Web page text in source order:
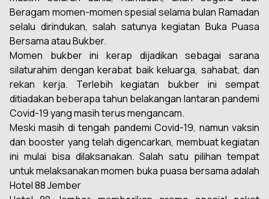
Beragam momen-momen spesial selama bulan Ramadan
selalu dirindukan, salah satunya kegiatan Buka Puasa
Bersama atau Bukber.
Momen bukber ini kerap dijadikan sebagai sarana
silaturahim dengan kerabat baik keluarga, sahabat, dan
rekan kerja. Terlebih kegiatan bukber ini sempat
ditiadakan beberapa tahun belakangan lantaran pandemi
Covid-19 yang masih terus mengancam.
Meski masih di tengah pandemi Covid-19, namun vaksin
dan booster yang telah digencarkan, membuat kegiatan
ini mulai bisa dilaksanakan. Salah satu pilihan tempat
untuk melaksanakan momen buka puasa bersama adalah
Hotel 88 Jember